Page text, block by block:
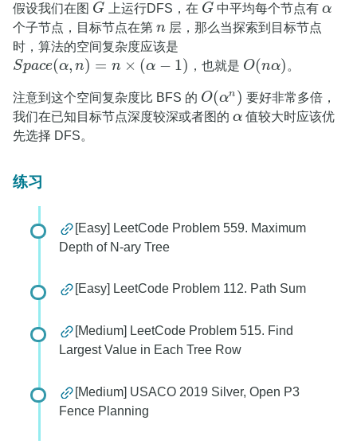
假设我们在图 G
G 上运行DFS，在 G
G 中平均每个节点有α
α
个子节点，目标节点在第 n
n 层，那么当探索到目标节点
时，算法的空间复杂度应该是
Space(α, n) = n × (α − 1)
Space(α,n) =n ×(α −1 ，也就是 O(nα)
O(nα) 。
注意到这个空间复杂度比 BFS 的 O(αn )
O(αn)
要好非常多倍，
我们在已知目标节点深度较深或者图的 α
α 值较大时应该优
先选择 DFS。
练习
[Easy] LeetCode Problem 559. Maximum
Depth of N-ary Tree
[Easy] LeetCode Problem 112. Path Sum
[Medium] LeetCode Problem 515. Find
Largest Value in Each Tree Row
[Medium] USACO 2019 Silver, Open P3
Fence Planning